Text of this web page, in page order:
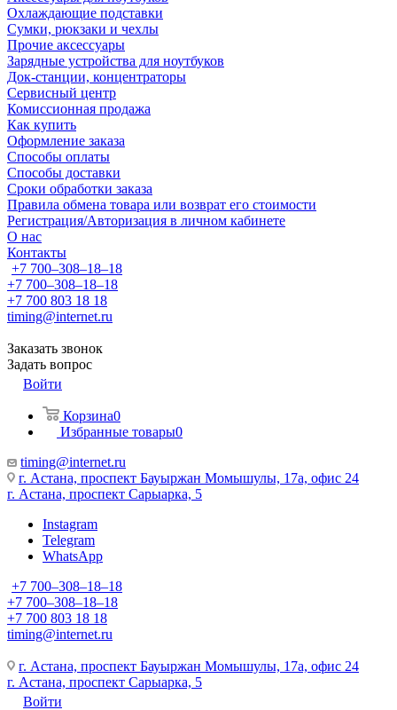
Охлаждающие подставки
Сумки, рюкзаки и чехлы
Прочие аксессуары
Зарядные устройства для ноутбуков
Док-станции, концентраторы
Сервисный центр
Комиссионная продажа
Как купить
Оформление заказа
Способы оплаты
Способы доставки
Сроки обработки заказа
Правила обмена товара или возврат его стоимости
Регистрация/Авторизация в личном кабинете
О нас
Контакты
+7 700‒308‒18‒18
+7 700‒308‒18‒18
+7 700 803 18 18
timing@internet.ru
Заказать звонок
Задать вопрос
Войти
Корзина0
Избранные товары0
timing@internet.ru
г. Астана, проспект Бауыржан Момышулы, 17а, офис 24
г. Астана, проспект Сарыарка, 5
Instagram
Telegram
WhatsApp
+7 700‒308‒18‒18
+7 700‒308‒18‒18
+7 700 803 18 18
timing@internet.ru
г. Астана, проспект Бауыржан Момышулы, 17а, офис 24
г. Астана, проспект Сарыарка, 5
Войти